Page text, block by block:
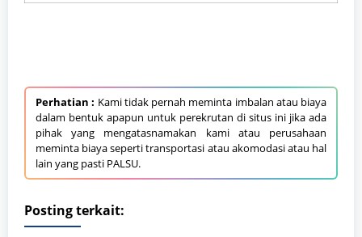
Perhatian : Kami tidak pernah meminta imbalan atau biaya
dalam bentuk apapun untuk perekrutan di situs ini jika ada
pihak yang mengatasnamakan kami atau perusahaan
meminta biaya seperti transportasi atau akomodasi atau hal
lain yang pasti PALSU.
Posting terkait: